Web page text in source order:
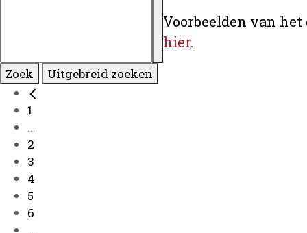
Voorbeelden van
hier.
Zoek Uitgebreid zoeken
1
2
3
4
5
6